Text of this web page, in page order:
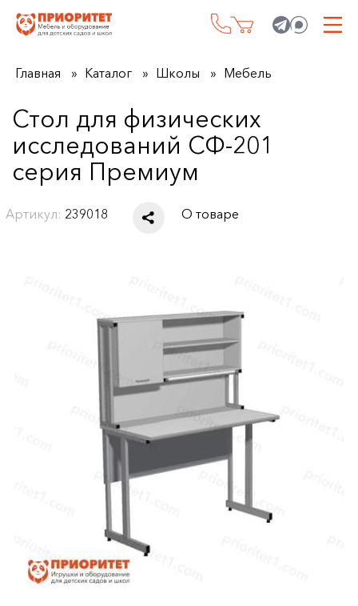
Главная Каталог Школы Мебель
Стол для физических
исследований СФ-201
серия Премиум
Артикул: 239018 О товаре